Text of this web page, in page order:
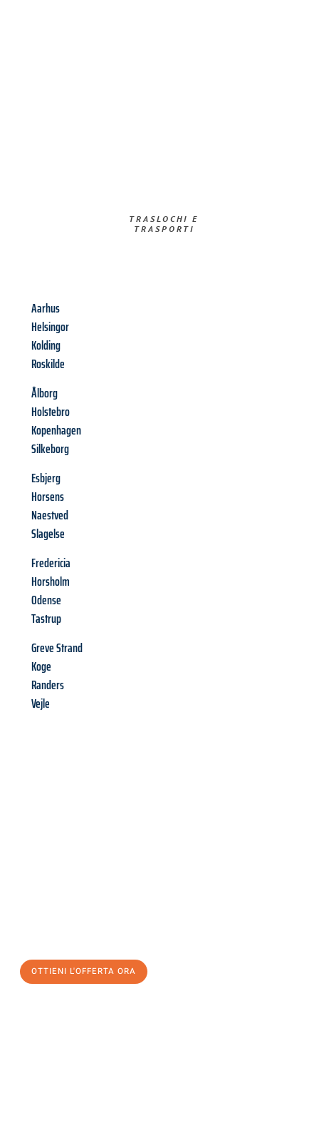
TRASLOCHI E
TRASPORTI​
Aarhus
Helsingor
Kolding
Roskilde
Ålborg
Holstebro
Kopenhagen
Silkeborg
Esbjerg
Horsens
Naestved
Slagelse
Fredericia
Horsholm
Odense
Tastrup
Greve Strand
Koge
Randers
Vejle
OTTIENI L'OFFERTA ORA